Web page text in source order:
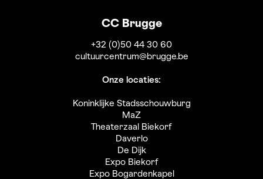
CC Brugge
+32 (0)50 44 30 60
cultuurcentrum@brugge.be
Onze locaties:
Koninklijke Stadsschouwburg
MaZ
Theaterzaal Biekorf
Daverlo
De Dijk
Expo Biekorf
Expo Bogardenkapel